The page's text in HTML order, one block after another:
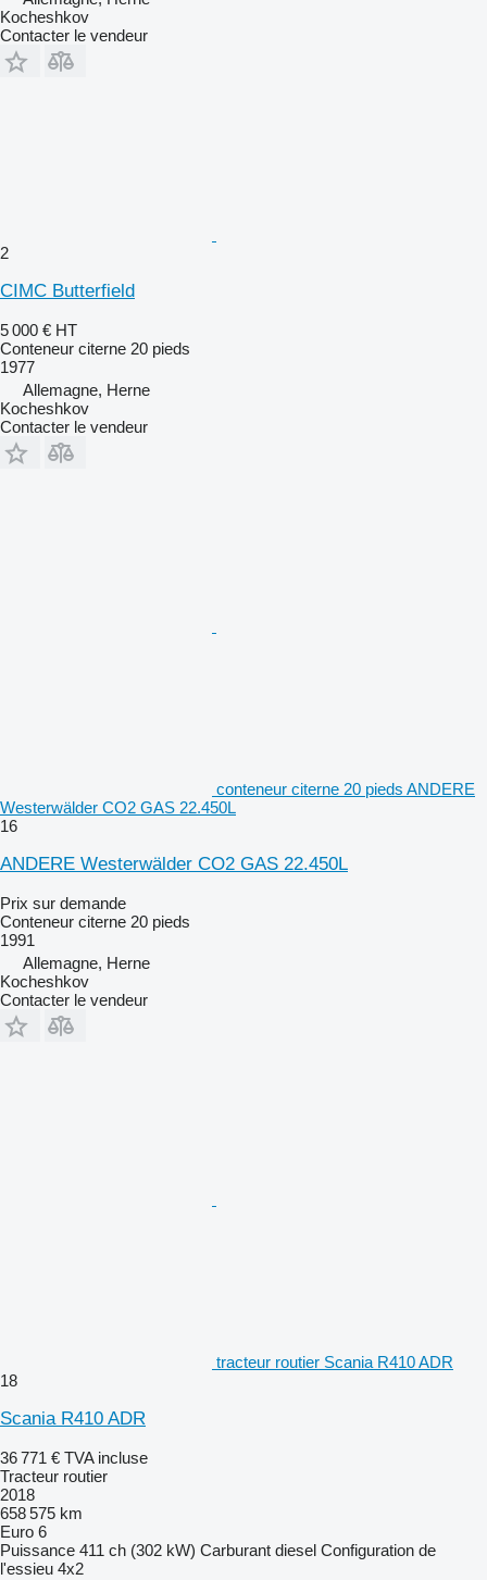
Kocheshkov
Contacter le vendeur
2
CIMC Butterfield
5 000 € HT
Conteneur citerne 20 pieds
1977
Allemagne, Herne
Kocheshkov
Contacter le vendeur
conteneur citerne 20 pieds ANDERE
Westerwälder CO2 GAS 22.450L
16
ANDERE Westerwälder CO2 GAS 22.450L
Prix sur demande
Conteneur citerne 20 pieds
1991
Allemagne, Herne
Kocheshkov
Contacter le vendeur
tracteur routier Scania R410 ADR
18
Scania R410 ADR
36 771 € TVA incluse
Tracteur routier
2018
658 575 km
Euro 6
Puissance 411 ch (302 kW) Carburant diesel Configuration de
l'essieu 4x2